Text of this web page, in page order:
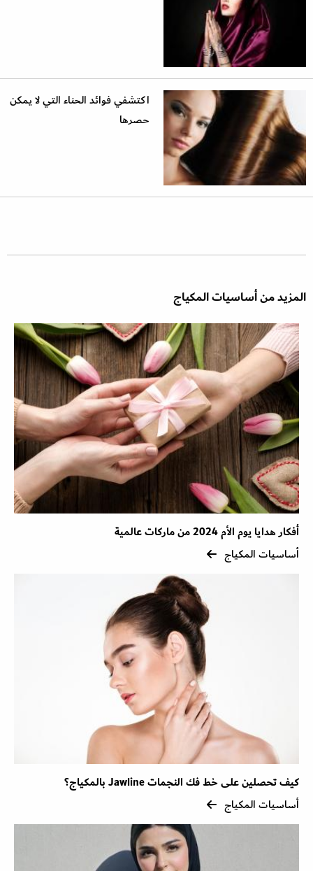
اكتشفي فوائد الحناء التي لا يمكن
حصرها
المزيد من أساسيات المكياج
أفكار هدايا يوم الأم 2024 من ماركات عالمية
أساسيات المكياج
كيف تحصلين على خط فك النجمات Jawline بالمكياج؟
أساسيات المكياج